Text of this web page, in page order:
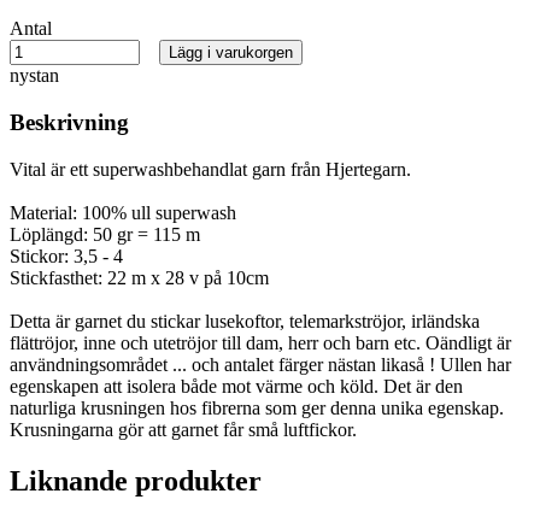
Antal
nystan
Lägg i varukorgen
Beskrivning
Vital är ett superwashbehandlat garn från Hjertegarn.
Material: 100% ull superwash
Löplängd: 50 gr = 115 m
Stickor: 3,5 - 4
Stickfasthet: 22 m x 28 v på 10cm
Detta är garnet du stickar lusekoftor, telemarkströjor, irländska
flättröjor, inne och utetröjor till dam, herr och barn etc. Oändligt är
användningsområdet ... och antalet färger nästan likaså ! Ullen har
egenskapen att isolera både mot värme och köld. Det är den
naturliga krusningen hos fibrerna som ger denna unika egenskap.
Krusningarna gör att garnet får små luftfickor.
Liknande produkter